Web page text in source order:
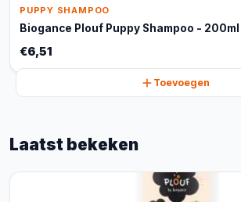
PUPPY SHAMPOO
Biogance Plouf Puppy Shampoo - 200ml
€6,51
Toevoegen
Laatst bekeken